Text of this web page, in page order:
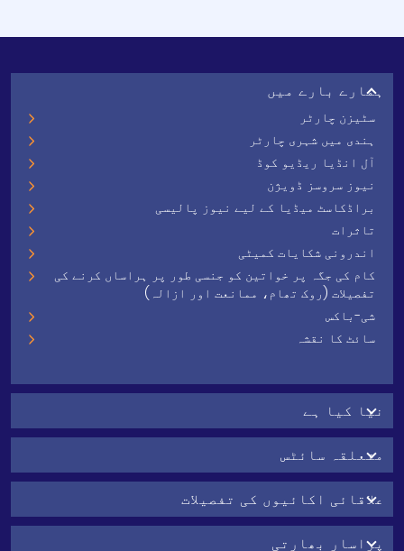
ہمارے بارے میں
سٹیزن چارٹر
ہندی میں شہری چارٹر
آل انڈیا ریڈیو کوڈ
نیوز سروسز ڈویژن
براڈکاسٹ میڈیا کے لیے نیوز پالیسی
تاثرات
اندرونی شکایات کمیٹی
کام کی جگہ پر خواتین کو جنسی طور پر ہراساں کرنے کی
تفصیلات (روک تھام، ممانعت اور ازالہ)
شی-باکس
سائٹ کا نقشہ
نیا کیا ہے
متعلقہ سائٹس
علاقائی اکائیوں کی تفصیلات
پراسار بھارتی